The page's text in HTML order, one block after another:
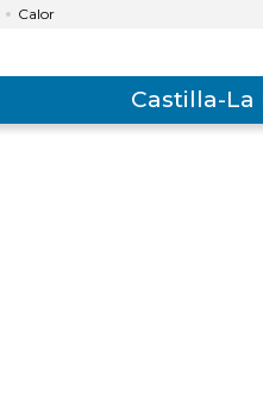
Calor
Castilla-La